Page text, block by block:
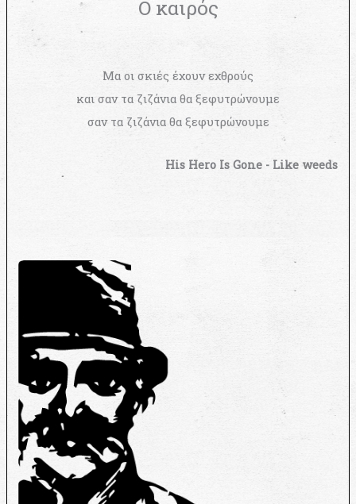
Ο καιρός
Μα οι σκιές έχουν εχθρούς
και σαν τα ζιζάνια θα ξεφυτρώνουμε
σαν τα ζιζάνια θα ξεφυτρώνουμε
His Hero Is Gone - Like weeds